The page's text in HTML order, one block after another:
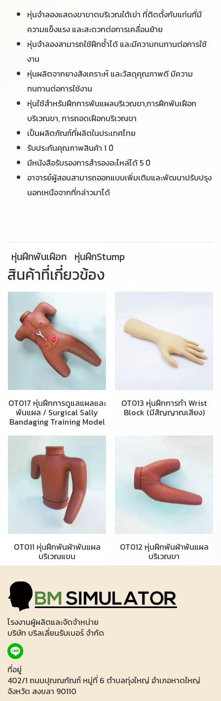
หุ่นจำลองแสดงขาขาดบริเวณใต้เข่า ที่ติดตั้งกับแท่นที่มี
ความแข็งแรง และสะดวกต่อการเคลื่อนย้าย
หุ่นจำลองสามารถใช้ฝึกซ้ำได้ และมีความทนทานต่อการใช้
งาน
หุ่นผลิตจากยางสังเคราะห์ และวัสดุคุณภาพดี มีความ
ทนทานต่อการใช้งาน
หุ่นใช้สำหรับฝึกการพันแผลบริเวณขา,การฝึกพันเฝือก
บริเวณขา, การถอดเฝือกบริเวณขา
เป็นผลิตภัณฑ์ที่ผลิตในประเทศไทย
รับประกันคุณภาพสินค้า 1 ปี
มีหนังสือรับรองการสำรองอะไหล่ได้ 5 ปี
อาจารย์ผู้สอนสามารถออกแบบเพิ่มเติมและพัฒนาปรับปรุง
นอกเหนือจากที่กล่าวมาได้
หุ่นฝึกพันเฝือก หุ่นฝึกStump
สินค้าที่เกี่ยวข้อง
OT017 หุ่นฝึกการดูแลแผลและ
พันแผล / Surgical Sally
Bandaging Training Model
OT013 หุ่นฝึกการทำ Wrist
Block (มีสัญญาณเสียง)
OT011 หุ่นฝึกพันผ้าพันแผล
บริเวณแขน
OT012 หุ่นฝึกพันผ้าพันแผล
บริเวณขา
โรงงานผู้ผลิตและจัดจำหน่าย
บริษัท บริลเลี่ยนรับเบอร์ จำกัด
ที่อยู่
402/1 ถนนปุณณกัณฑ์ หมู่ที่ 6 ตำบลทุ่งใหญ่ อำเภอหาดใหญ่
จังหวัด สงขลา 90110